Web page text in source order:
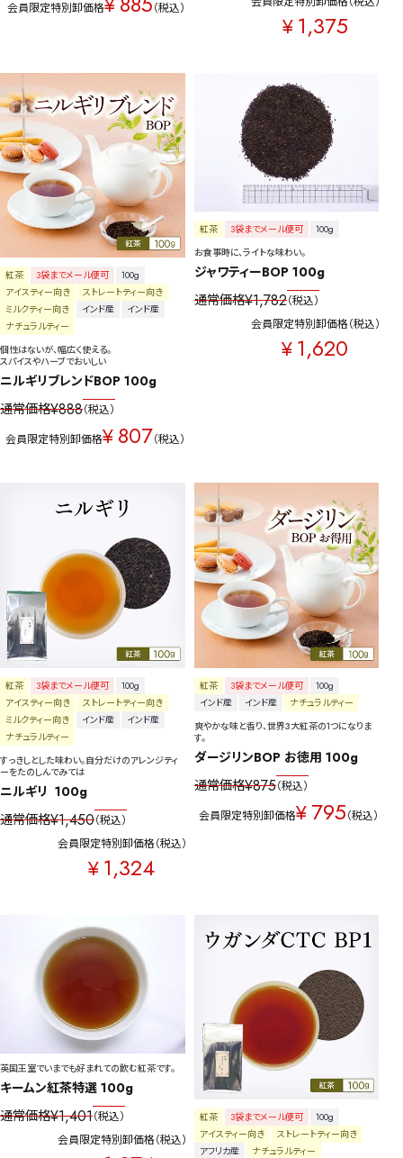
会員限定特別卸価格
税込
¥1,375
紅茶 3袋までメール便可
100g
アイスティー向き
ストレートティー向き
ミルクティー向き
インド産
インド産
ナチュラルティー
個性はないが、幅広く使える。
スパイスやハーブでおいしい
ニルギリブレンドBOP 100g
通常価格¥888 税込
会員限定特別卸価格¥ 807 税込
紅茶 3袋までメール便可
100g
お食事時に、ライトな味わい。
ジャワティーBOP 100g
通常価格¥1,782 税込
会員限定特別卸価格
¥1,620
税込
紅茶 3袋までメール便可
100g
アイスティー向き
ストレートティー向き
ミルクティー向き
インド産
インド産
ナチュラルティー
すっきしとした味わい。自分だけのアレンジティ
ーをたのしんでみては
ニルギリ  100g
通常価格¥1,450 税込
会員限定特別卸価格
¥1,324
税込
紅茶 3袋までメール便可
100g
インド産
インド産
ナチュラルティー
爽やかな味と香り、世界3大紅茶の1つになりま
す。
ダージリンBOP お徳用 100g
通常価格¥875 税込
会員限定特別卸価格¥795 税込
英国王室でいまでも好まれての飲む紅茶です。
キームン紅茶特選 100g
通常価格¥1,401 税込
会員限定特別卸価格 税込
紅茶 3袋までメール便可
100g
アイスティー向き
ストレートティー向き
アフリカ産
ナチュラルティー